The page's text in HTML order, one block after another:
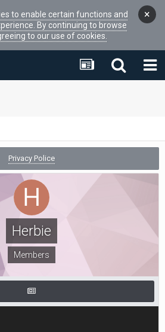
to enable certain functions and
By continuing to browse
to our use of cookies.
×
Privacy Police
Herbie
Members